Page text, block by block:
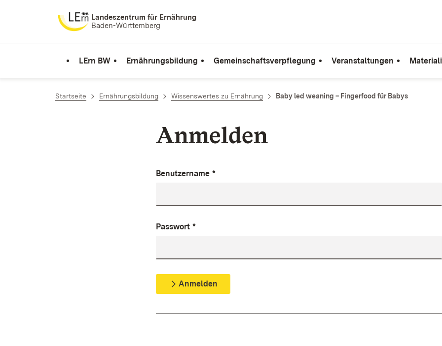
Zum Inhalt springenLandeszentrum für Ernährung
Baden-Württemberg
LErn BW Ernährungsbildung Gemeinschaftsverpflegung Veranstaltungen
Startseite Ernährungsbildung Wissenswertes zu Ernährung Baby led weaning – Fingerfood für Babys
Anmelden
Benutzername *
Passwort *
Anmelden